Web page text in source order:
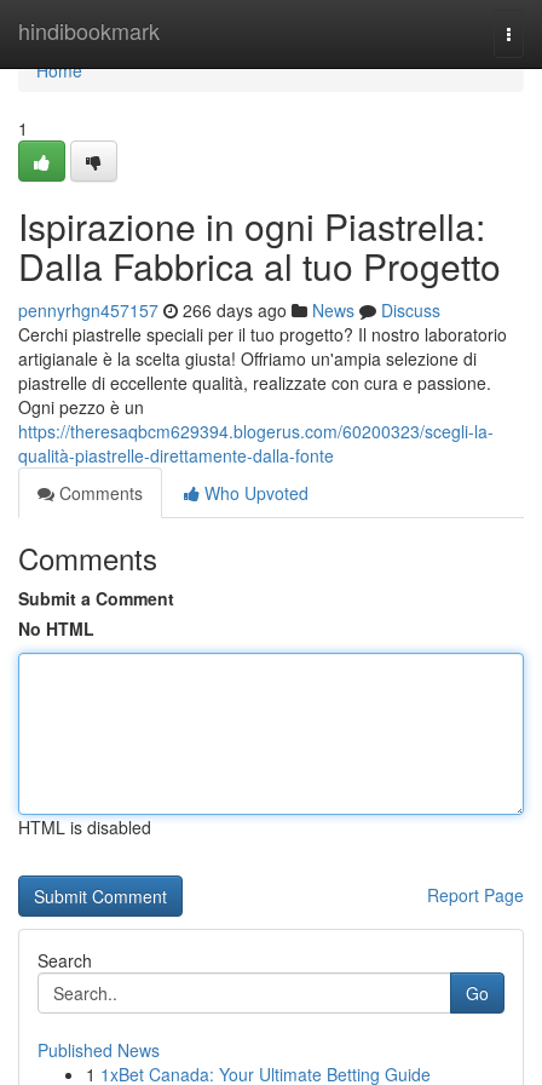
hindibookmark
Home
Home
1
Ispirazione in ogni Piastrella:
Dalla Fabbrica al tuo Progetto
pennyrhgn457157 266 days ago News
Discuss
Cerchi piastrelle speciali per il tuo progetto? Il nostro laboratorio
artigianale è la scelta giusta! Offriamo un'ampia selezione di
piastrelle di eccellente qualità, realizzate con cura e passione.
Ogni pezzo è un
https://theresaqbcm629394.blogerus.com/60200323/scegli-la-
qualità-piastrelle-direttamente-dalla-fonte
Comments
Who Upvoted
Comments
Submit a Comment
No HTML
HTML is disabled
Report Page
Search
Go
Published News
1 1xBet Canada: Your Ultimate Betting Guide